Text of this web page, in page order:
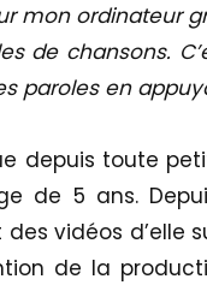
mon ordinateur
de chansons.
paroles en
depuis toute
de 5 ans.
vidéos d’elle
de la